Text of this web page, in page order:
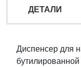
ДЕТАЛИ
Диспенсер для